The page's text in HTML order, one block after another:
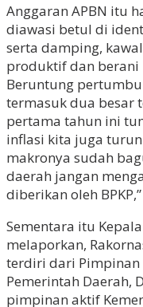
Anggaran APBN itu
diawasi betul di
serta damping,
produktif dan berani
Beruntung
termasuk dua besar
pertama tahun ini
inflasi kita juga
makronya sudah
daerah jangan
diberikan oleh
Sementara itu
melaporkan,
terdiri dari Pimpinan
Pemerintah Daerah,
pimpinan aktif